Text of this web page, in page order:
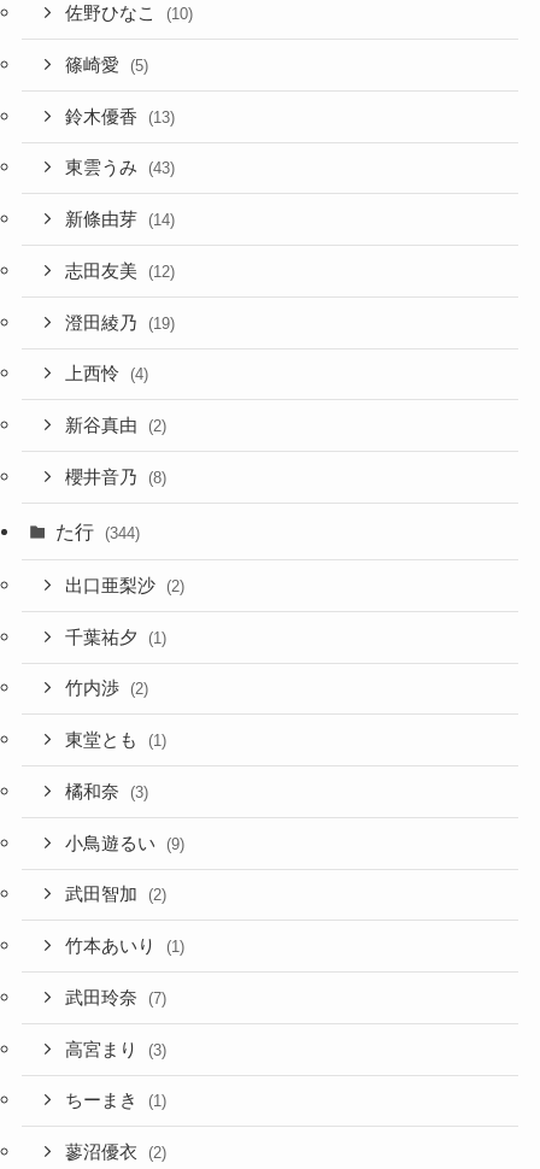
佐野ひなこ (10)
篠崎愛 (5)
鈴木優香 (13)
東雲うみ (43)
新條由芽 (14)
志田友美 (12)
澄田綾乃 (19)
上西怜 (4)
新谷真由 (2)
櫻井音乃 (8)
た行 (344)
出口亜梨沙 (2)
千葉祐夕 (1)
竹内渉 (2)
東堂とも (1)
橘和奈 (3)
小鳥遊るい (9)
武田智加 (2)
竹本あいり (1)
武田玲奈 (7)
高宮まり (3)
ちーまき (1)
蓼沼優衣 (2)